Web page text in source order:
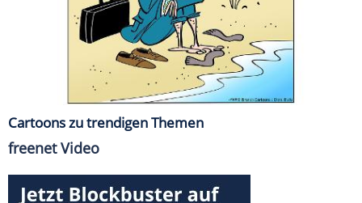
Cartoons zu trendigen Themen
freenet Video